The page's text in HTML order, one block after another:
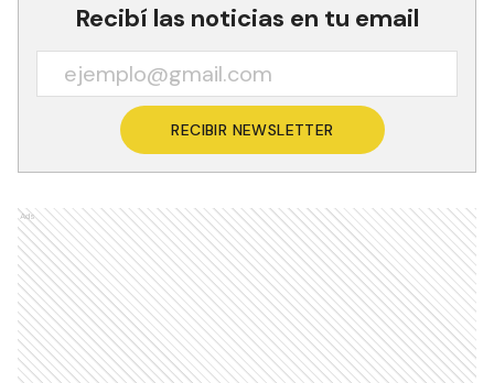
Recibí las noticias en tu email
RECIBIR NEWSLETTER
Ads